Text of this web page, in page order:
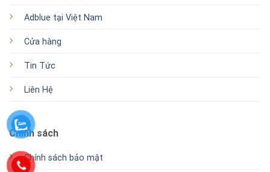
Adblue tại Việt Nam
Cửa hàng
Tin Tức
Liên Hệ
Chính sách
Chính sách bảo mật